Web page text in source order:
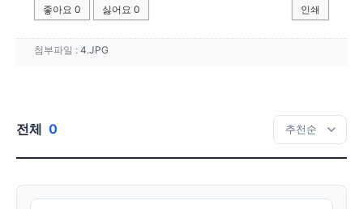
좋아요 0 싫어요 0 인쇄
첨부파일 : 4.JPG
전체 0